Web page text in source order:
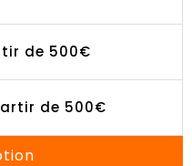
de 500€
de 500€